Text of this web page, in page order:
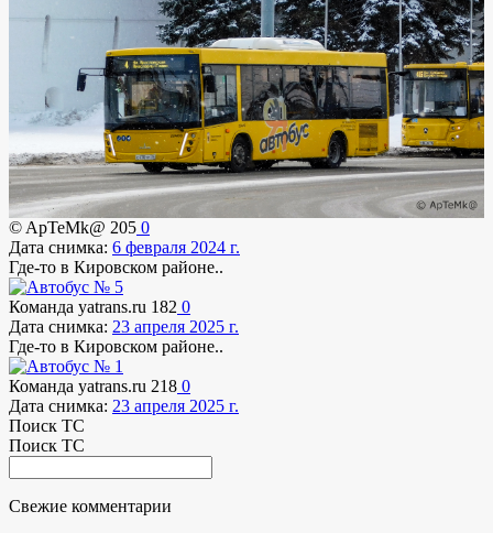
© ApTeMk@ 205 0
Дата снимка: 6 февраля 2024 г.
Где-то в Кировском районе..
Команда yatrans.ru 182 0
Дата снимка: 23 апреля 2025 г.
Где-то в Кировском районе..
Команда yatrans.ru 218 0
Дата снимка: 23 апреля 2025 г.
Поиск ТС
Поиск ТС
Свежие комментарии